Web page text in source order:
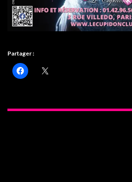
Partager :